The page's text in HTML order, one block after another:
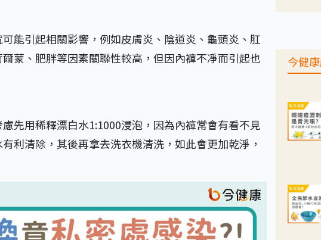
能引起相關影響，例如皮膚炎、陰道炎、龜頭炎、肛
蒙、肥胖等因素關聯性較高，但因內褲不凈而引起也
先用稀釋漂白水1:1000浸泡，因為內褲常會有看不見
利清除，其後再拿去洗衣機清洗，如此會更加乾淨，
今健